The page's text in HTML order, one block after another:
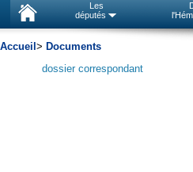
Les
députés
Accueil > Documents
dossier correspondant